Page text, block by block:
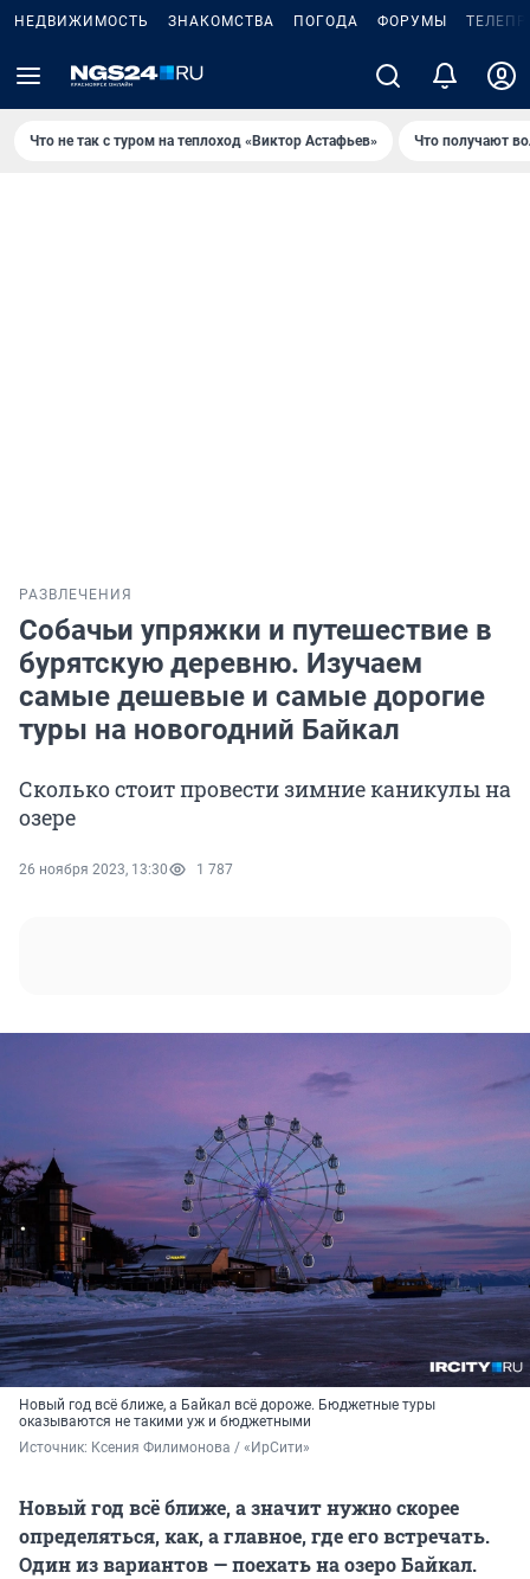
НЕДВИЖИМОСТЬ ЗНАКОМСТВА ПОГОДА ФОРУМЫ
Что не так с туром на теплоход «Виктор Астафьев» Что получают
РАЗВЛЕЧЕНИЯ
Собачьи упряжки и путешествие в
бурятскую деревню. Изучаем
самые дешевые и самые дорогие
туры на новогодний Байкал
Сколько стоит провести зимние каникулы на
озере
26 ноября 2023, 13:30 1 787
Новый год всё ближе, а Байкал всё дороже. Бюджетные туры
оказываются не такими уж и бюджетными
Источник: Ксения Филимонова / «ИрСити»
Новый год всё ближе, а значит нужно скорее
определяться, как, а главное, где его встречать.
Один из вариантов — поехать на озеро Байкал.